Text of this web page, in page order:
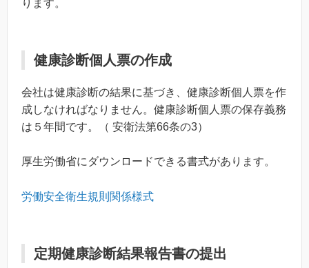
ります。
健康診断個人票の作成
会社は健康診断の結果に基づき、健康診断個人票を作
成しなければなりません。健康診断個人票の保存義務
は５年間です。（ 安衛法第66条の3）
厚生労働省にダウンロードできる書式があります。
労働安全衛生規則関係様式
定期健康診断結果報告書の提出